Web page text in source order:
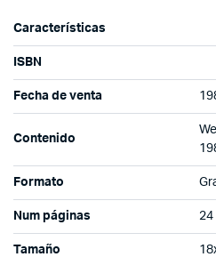
Características
ISBN
Fecha de venta
Contenido
Formato
Num páginas 24
Tamaño